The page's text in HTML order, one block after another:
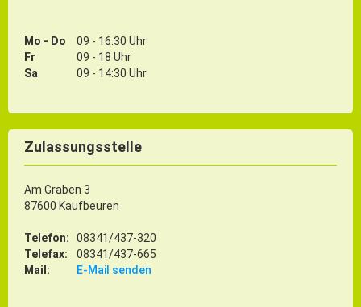
Mo - Do
09 - 16:30 Uhr
Fr
09 - 18 Uhr
Sa
09 - 14:30 Uhr
Zulassungsstelle
Am Graben 3
87600 Kaufbeuren
Telefon:
08341/437-320
Telefax:
08341/437-665
Mail:
E-Mail senden